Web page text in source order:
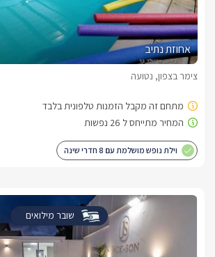
אחוזת נתיב
צימר בצפון, נטועה
וילת נופש מושלמת עם 8 חדרי שינה
שובר מילואים